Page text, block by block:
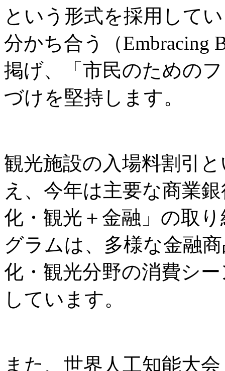
という形式を採用して
分かち合う（Embracing
掲げ、「市民のための
づけを堅持します。
観光施設の入場料割引
え、今年は主要な商業
化・観光＋金融」の取
グラムは、多様な金融
化・観光分野の消費シ
しています。
また、世界人工知能大